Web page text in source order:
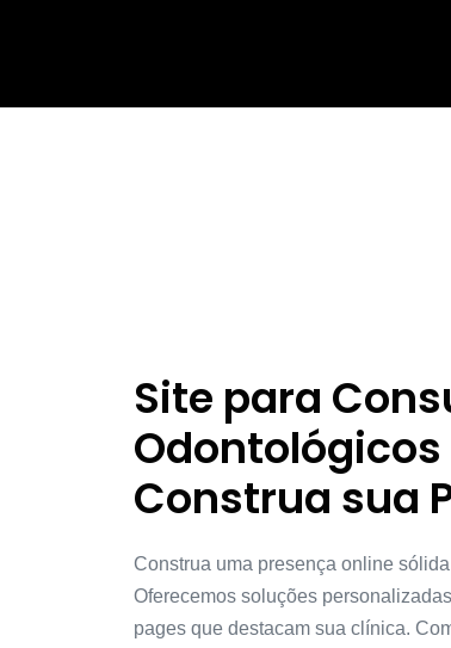
Site para
Odontológicos
Construa sua
Construa uma presença online
Oferecemos soluções
pages que destacam sua clínica.